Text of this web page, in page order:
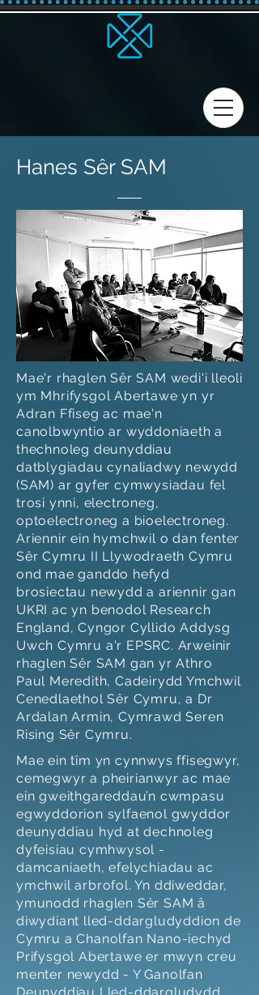
Hanes Sêr SAM
Mae'r rhaglen Sêr SAM wedi'i lleoli
ym Mhrifysgol Abertawe yn yr
Adran Ffiseg ac mae'n
canolbwyntio ar wyddoniaeth a
thechnoleg deunyddiau
datblygiadau cynaliadwy newydd
(SAM) ar gyfer cymwysiadau fel
trosi ynni, electroneg,
optoelectroneg a bioelectroneg.
Ariennir ein hymchwil o dan fenter
Sêr Cymru II Llywodraeth Cymru
ond mae ganddo hefyd
brosiectau newydd a ariennir gan
UKRI ac yn benodol Research
England, Cyngor Cyllido Addysg
Uwch Cymru a'r EPSRC. Arweinir
rhaglen Sêr SAM gan yr Athro
Paul Meredith, Cadeirydd Ymchwil
Cenedlaethol Sêr Cymru, a Dr
Ardalan Armin, Cymrawd Seren
Rising Sêr Cymru.
Mae ein tîm yn cynnwys ffisegwyr,
cemegwyr a pheirianwyr ac mae
ein gweithgareddau’n cwmpasu
egwyddorion sylfaenol gwyddor
deunyddiau hyd at dechnoleg
dyfeisiau cymhwysol -
damcaniaeth, efelychiadau ac
ymchwil arbrofol. Yn ddiweddar,
ymunodd rhaglen Sêr SAM â
diwydiant lled-ddargludyddion de
Cymru a Chanolfan Nano-iechyd
Prifysgol Abertawe er mwyn creu
menter newydd - Y Ganolfan